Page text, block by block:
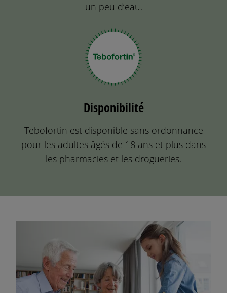
un peu d’eau.
Disponibilité
Tebofortin est disponible sans ordonnance
pour les adultes âgés de 18 ans et plus dans
les pharmacies et les drogueries.